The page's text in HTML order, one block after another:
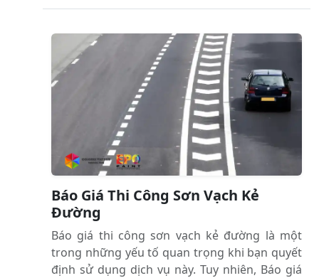
Báo Giá Thi Công Sơn Vạch Kẻ
Đường
Báo giá thi công sơn vạch kẻ đường là một
trong những yếu tố quan trọng khi bạn quyết
định sử dụng dịch vụ này. Tuy nhiên, Báo giá